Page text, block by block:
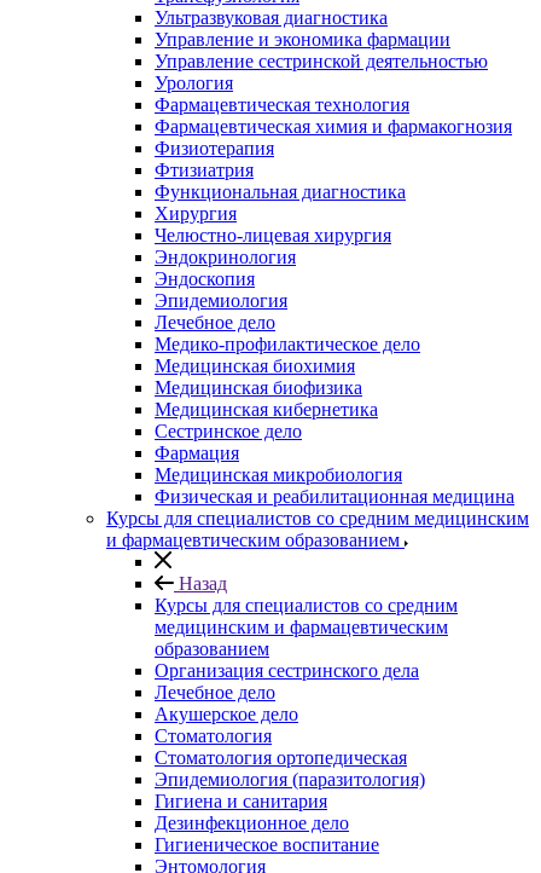
Ультразвуковая диагностика
Управление и экономика фармации
Управление сестринской деятельностью
Урология
Фармацевтическая технология
Фармацевтическая химия и фармакогнозия
Физиотерапия
Фтизиатрия
Функциональная диагностика
Хирургия
Челюстно-лицевая хирургия
Эндокринология
Эндоскопия
Эпидемиология
Лечебное дело
Медико-профилактическое дело
Медицинская биохимия
Медицинская биофизика
Медицинская кибернетика
Сестринское дело
Фармация
Медицинская микробиология
Физическая и реабилитационная медицина
Курсы для специалистов со средним медицинским
и фармацевтическим образованием
Назад
Курсы для специалистов со средним
медицинским и фармацевтическим
образованием
Организация сестринского дела
Лечебное дело
Акушерское дело
Стоматология
Стоматология ортопедическая
Эпидемиология (паразитология)
Гигиена и санитария
Дезинфекционное дело
Гигиеническое воспитание
Энтомология